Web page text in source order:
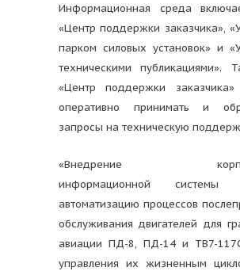
Информационная среда
«Центр поддержки заказчика»,
парком силовых установок» и
техническими публикациями».
«Центр поддержки заказчика»
оперативно принимать и
запросы на техническую
«Внедрение
информационной системы
автоматизацию процессов
обслуживания двигателей для
авиации ПД-8, ПД-14 и ТВ7-
управления их жизненным